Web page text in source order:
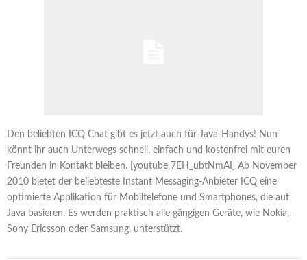
Den beliebten ICQ Chat gibt es jetzt auch für Java-Handys! Nun
könnt ihr auch Unterwegs schnell, einfach und kostenfrei mit euren
Freunden in Kontakt bleiben. [youtube 7EH_ubtNmAI] Ab November
2010 bietet der beliebteste Instant Messaging-Anbieter ICQ eine
optimierte Applikation für Mobiltelefone und Smartphones, die auf
Java basieren. Es werden praktisch alle gängigen Geräte, wie Nokia,
Sony Ericsson oder Samsung, unterstützt.